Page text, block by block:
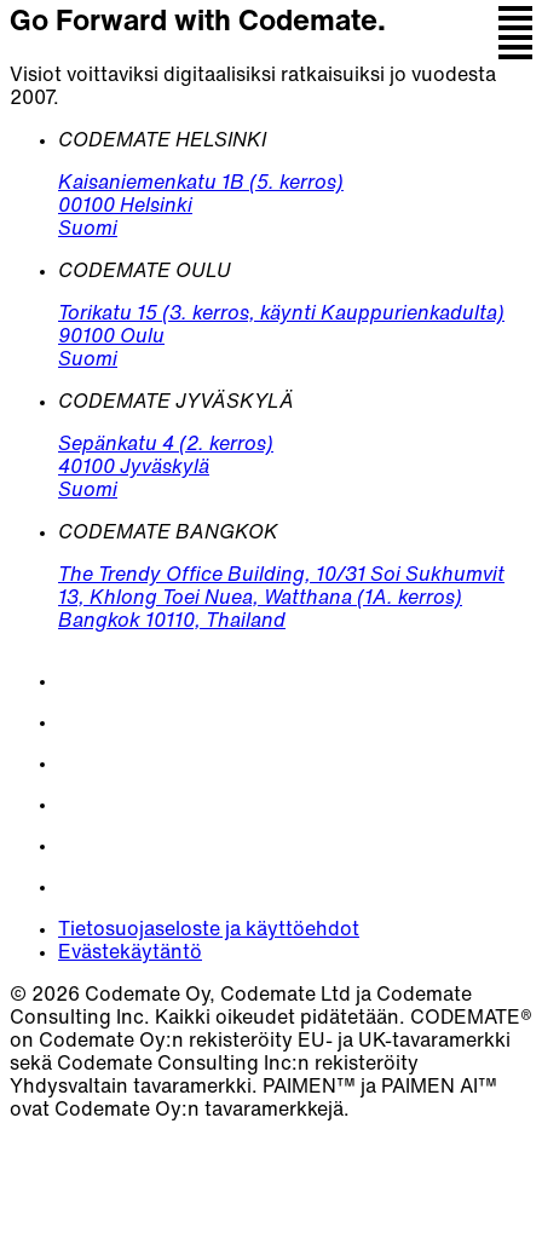
Go Forward with Codemate.
Visiot voittaviksi digitaalisiksi ratkaisuiksi jo vuodesta
2007.
CODEMATE HELSINKI
Kaisaniemenkatu 1B (5. kerros)
00100 Helsinki
Suomi
CODEMATE OULU
Torikatu 15 (3. kerros, käynti Kauppurienkadulta)
90100 Oulu
Suomi
CODEMATE JYVÄSKYLÄ
Sepänkatu 4 (2. kerros)
40100 Jyväskylä
Suomi
CODEMATE BANGKOK
The Trendy Office Building, 10/31 Soi Sukhumvit
13, Khlong Toei Nuea, Watthana (1A. kerros)
Bangkok 10110, Thailand
Tietosuojaseloste ja käyttöehdot
Evästekäytäntö
© 2026 Codemate Oy, Codemate Ltd ja Codemate
Consulting Inc. Kaikki oikeudet pidätetään. CODEMATE®
on Codemate Oy:n rekisteröity EU- ja UK-tavaramerkki
sekä Codemate Consulting Inc:n rekisteröity
Yhdysvaltain tavaramerkki. PAIMEN™ ja PAIMEN AI™
ovat Codemate Oy:n tavaramerkkejä.